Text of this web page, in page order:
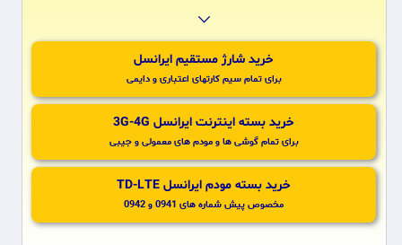
⌵
خرید شارژ مستقیم ایرانسل
برای تمام سیم کارتهای اعتباری و دایمی
3G-4G خرید بسته اینترنت ایرانسل
برای تمام گوشی ها و مودم های معمولی و جیبی
TD-LTE خرید بسته مودم ایرانسل
مخصوص پیش شماره های 0941 و 0942